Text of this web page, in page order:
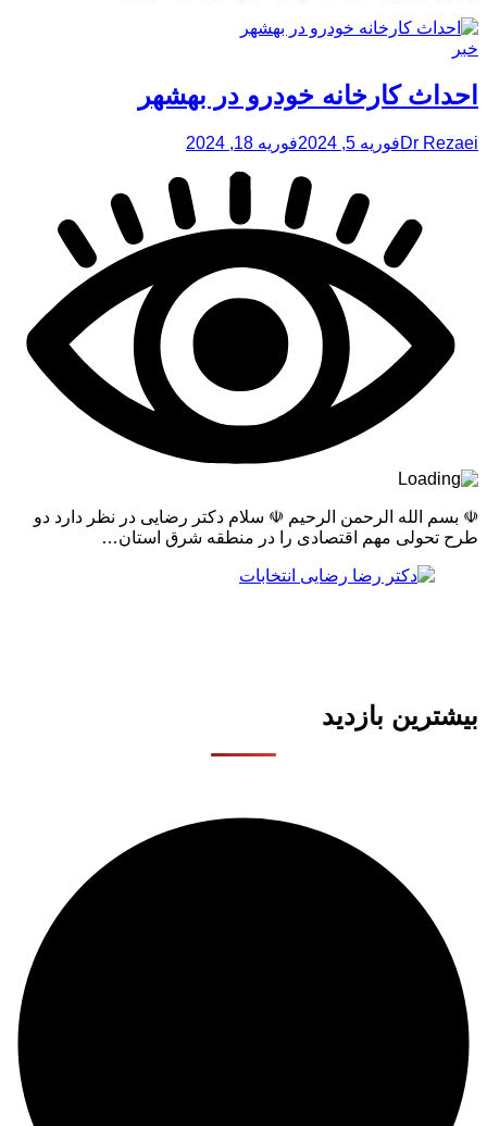
خبر
احداث کارخانه خودرو در بهشهر
Dr Rezaeiفوریه 5, 2024 فوریه 18, 2024
☫ بسم الله الرحمن الرحیم ☫ سلام دکتر رضایی در نظر دارد دو
طرح تحولی مهم اقتصادی را در منطقه شرق استان…
بیشترین بازدید